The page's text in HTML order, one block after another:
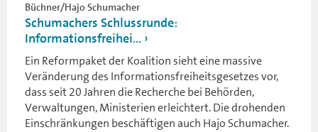
Büchner/Hajo Schumacher
Schumachers Schlussrunde:
Informationsfreihei...
Ein Reformpaket der Koalition sieht eine massive
Veränderung des Informationsfreiheitsgesetzes vor,
dass seit 20 Jahren die Recherche bei Behörden,
Verwaltungen, Ministerien erleichtert. Die drohenden
Einschränkungen beschäftigen auch Hajo Schumacher.